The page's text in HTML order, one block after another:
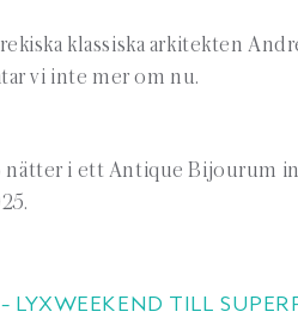
klassiska arkitekten
vi inte mer om nu.
nätter i ett Antique Bijourum
LYXWEEKEND TILL